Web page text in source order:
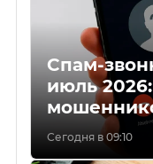
Спам-
июль
Сегодня в 09:10